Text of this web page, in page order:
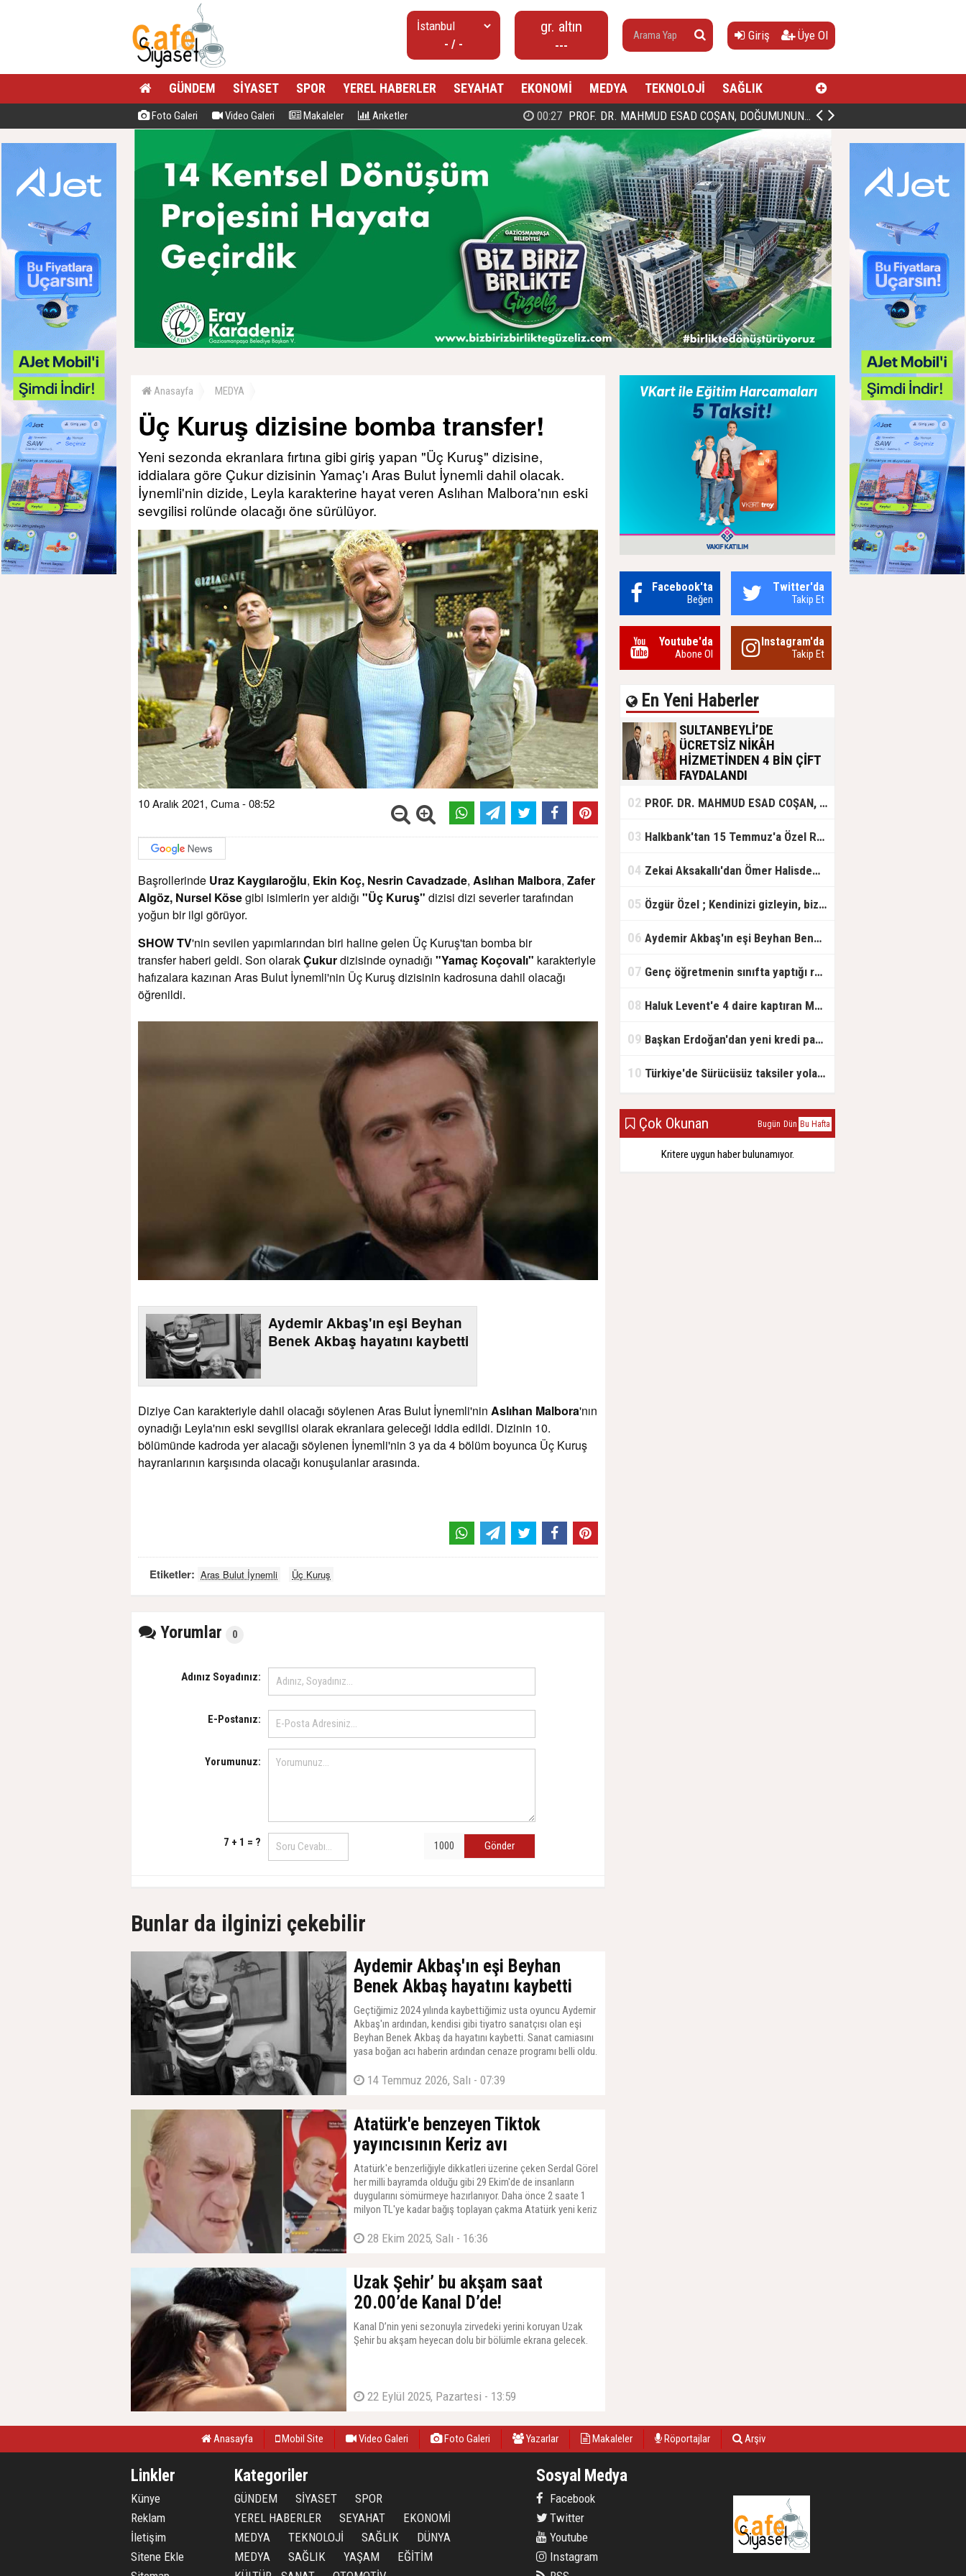
- / -
gr. altın
---
Giriş Üye Ol
GÜNDEM SİYASET SPOR YEREL HABERLER SEYAHAT EKONOMİ MEDYA TEKNOLOJİ SAĞLIK
Foto Galeri Video Galeri Makaleler Anketler 00:27 PROF. DR. MAHMUD ESAD COŞAN, DOĞUMUNUN HİCRÎ 91. YILINDA ELAZIĞ'DA YÂD EDİLECEK
Anasayfa MEDYA
Üç Kuruş dizisine bomba transfer!
Yeni sezonda ekranlara fırtına gibi giriş yapan "Üç Kuruş" dizisine,
iddialara göre Çukur dizisinin Yamaç'ı Aras Bulut İynemli dahil olacak.
İynemli'nin dizide, Leyla karakterine hayat veren Aslıhan Malbora'nın eski
sevgilisi rolünde olacağı öne sürülüyor.
10 Aralık 2021, Cuma - 08:52
Başrollerinde Uraz Kaygılaroğlu, Ekin Koç, Nesrin Cavadzade, Aslıhan Malbora, Zafer
Algöz, Nursel Kösegibi isimlerin yer aldığı "Üç Kuruş" dizisi dizi severler tarafından
yoğun bir ilgi görüyor.
SHOW TV'nin sevilen yapımlarından biri haline gelen Üç Kuruş'tan bomba bir
transfer haberi geldi. Son olarakÇukurdizisinde oynadığı "Yamaç Koçovalı" karakteriyle
hafızalara kazınan Aras Bulut İynemli'nin Üç Kuruş dizisinin kadrosuna dahil olacağı
öğrenildi.
Aydemir Akbaş'ın eşi Beyhan
Benek Akbaş hayatını kaybetti
Diziye Can karakteriyle dahil olacağı söylenen Aras Bulut İynemli'nin Aslıhan Malbora'nın
oynadığı Leyla'nın eski sevgilisi olarak ekranlara geleceği iddia edildi. Dizinin 10.
bölümünde kadroda yer alacağı söylenen İynemli'nin 3 ya da 4 bölüm boyunca Üç Kuruş
hayranlarının karşısında olacağı konuşulanlar arasında.
Etiketler: Aras Bulut İynemli Üç Kuruş
Yorumlar 0
Adınız Soyadınız:
E-Postanız:
Yorumunuz:
7 + 1 = ? Gönder
Bunlar da ilginizi çekebilir
Aydemir Akbaş'ın eşi Beyhan
Benek Akbaş hayatını kaybetti
Geçtiğimiz 2024 yılında kaybettiğimiz usta oyuncu Aydemir
Akbaş'ın ardından, kendisi gibi tiyatro sanatçısı olan eşi
Beyhan Benek Akbaş da hayatını kaybetti. Sanat camiasını
yasa boğan acı haberin ardından cenaze programı belli oldu.
14 Temmuz 2026, Salı - 07:39
Atatürk'e benzeyen Tiktok
yayıncısının Keriz avı
Atatürk'e benzerliğiyle dikkatleri üzerine çeken Serdal Görel
her milli bayramda olduğu gibi 29 Ekim'de de insanların
duygularını sömürmeye hazırlanıyor. Daha önce 2 saate 1
milyon TL'ye kadar bağış toplayan çakma Atatürk yeni keriz
28 Ekim 2025, Salı - 16:36
Uzak Şehir’ bu akşam saat
20.00’de Kanal D’de!
Kanal D’nin yeni sezonuyla zirvedeki yerini koruyan Uzak
Şehir bu akşam heyecan dolu bir bölümle ekrana gelecek.
22 Eylül 2025, Pazartesi - 13:59
Facebook'ta
Beğen
Twitter'da
Takip Et
Youtube'da
Abone Ol
Instagram'da
Takip Et
En Yeni Haberler
SULTANBEYLİ’DE
ÜCRETSİZ NİKÂH
HİZMETİNDEN 4 BİN ÇİFT
FAYDALANDI
olan gençlere destek amacıyla
başlattığı ücretsiz nikâh hizmetini
başlattıklarını belirten Sultanbeyli
ücretsiz hizmet vermenin
02 PROF. DR. MAHMUD ESAD COŞAN, DOĞUMUNUN HİCRÎ 91. YILINDA ELAZIĞ'DA YÂD EDİLECEK
03 Halkbank'tan 15 Temmuz'a Özel Reklam Filmi: "İrade Bizim, Zafer Bizim"
04 Zekai Aksakallı'dan Ömer Halisdemir'e 'vefa' ziyareti!
05 Özgür Özel ; Kendinizi gizleyin, bizden işaret bekleyin
06 Aydemir Akbaş'ın eşi Beyhan Benek Akbaş hayatını kaybetti
07 Genç öğretmenin sınıfta yaptığı rezil paylaşım
08 Haluk Levent'e 4 daire kaptıran Müteahhit soluğu savcılıkta aldı
09 Başkan Erdoğan'dan yeni kredi paketi müjdesi: 6 ay geri ödemesiz, 36 ay vadeli
10 Türkiye'de Sürücüsüz taksiler yola çıkmaya hazırlanıyor
Çok Okunan Bugün Dün Bu Hafta
Kritere uygun haber bulunamıyor.
Anasayfa Mobil Site Video Galeri Foto Galeri Yazarlar Makaleler Röportajlar Arşiv
Linkler
Künye
Reklam
İletişim
Sitene Ekle
Kategoriler
GÜNDEM SİYASET
SPOR
YEREL HABERLER
SEYAHAT
EKONOMİ
MEDYA
TEKNOLOJİ SAĞLIK
DÜNYA
MEDYA
SAĞLIK YAŞAM
EĞİTİM
Sosyal Medya
Facebook
Twitter
Youtube
Instagram